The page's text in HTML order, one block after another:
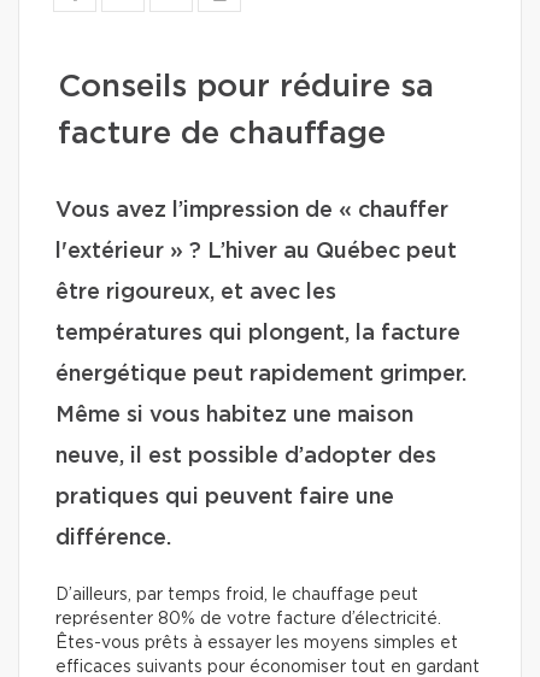
Conseils pour réduire sa
facture de chauffage
Vous avez l’impression de « chauffer
l'extérieur » ? L’hiver au Québec peut
être rigoureux, et avec les
températures qui plongent, la facture
énergétique peut rapidement grimper.
Même si vous habitez une maison
neuve, il est possible d’adopter des
pratiques qui peuvent faire une
différence.
D’ailleurs, par temps froid, le chauffage peut
représenter 80% de votre facture d’électricité.
Êtes-vous prêts à essayer les moyens simples et
efficaces suivants pour économiser tout en gardant